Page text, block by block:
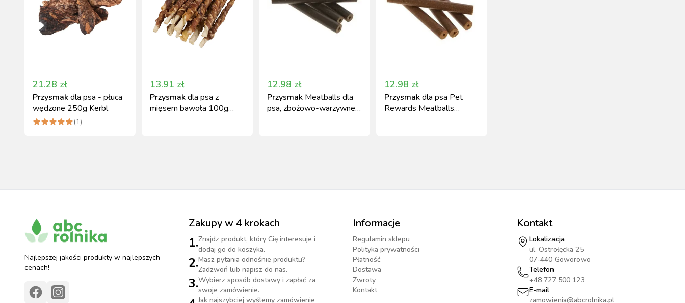
21.28 zł
Przysmakdla psa - płuca
wędzone 250g Kerbl
(1)
13.91 zł
Przysmakdla psa z
mięsem bawoła 100g
12.98 zł
Przysmak Meatballs dla
psa, zbożowo-warzywne
12.98 zł
Przysmakdla psa Pet
Rewards Meatballs
Najlepszej jakości produkty w najlepszych
cenach!
Zakupy w 4 krokach
1.Znajdz produkt, który Cię interesuje i
dodaj go do koszyka.
2.Masz pytania odnośnie produktu?
Zadzwoń lub napisz do nas.
3.Wybierz sposób dostawy i zapłać za
swoje zamówienie.
Jak najszybciej wyślemy zamówienie
Informacje
Regulamin sklepu
Polityka prywatności
Płatność
Dostawa
Zwroty
Kontakt
Kontakt
Lokalizacja
ul. Ostrołęcka 25
07-440 Goworowo
Telefon
+48 727 500 123
E-mail
zamowienia@abcrolnika.pl